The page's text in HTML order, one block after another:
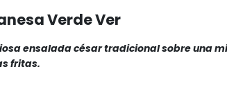
Verde Ver
ensalada césar tradicional sobre una
fritas.